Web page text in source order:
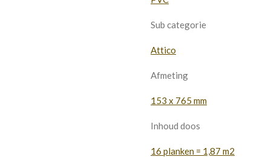
Sub categorie
Attico
Afmeting
153 x 765 mm
Inhoud doos
16 planken = 1,87 m2